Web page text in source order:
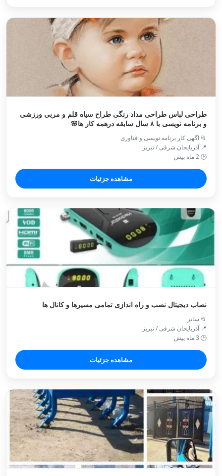
طراحی لباس طراحی مداد رنگی طراح سیاه قلم و مربی ورزشی
و برنامه نویسی با ۸ سال سابقه درهمه کار ها🌸
📂 اگهی کار برنامه نویسی و فناوری
📍 آذربایجان شرقی / تبريز
🕒 2 ماه پیش
مشاهده جزئیات
نصاب دیجیتال نصب و راه اندازی تمامی مسیرها و کانال ها
📂 سایر
📍 آذربایجان شرقی / تبريز
🕒 3 ماه پیش
مشاهده جزئیات